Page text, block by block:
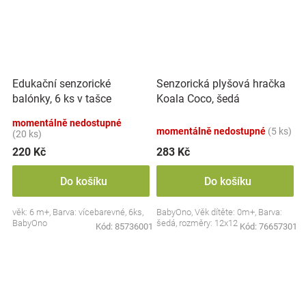
Edukační senzorické
balónky, 6 ks v tašce
momentálně nedostupné
(20 ks)
220 Kč
Do košíku
věk: 6 m+, Barva: vícebarevné, 6ks,
BabyOno
Kód: 85736001
Senzorická plyšová hračka
Koala Coco, šedá
momentálně nedostupné (5 ks)
283 Kč
Do košíku
BabyOno, Věk dítěte: 0m+, Barva:
šedá, rozměry: 12x12 cm.
Kód: 76657301